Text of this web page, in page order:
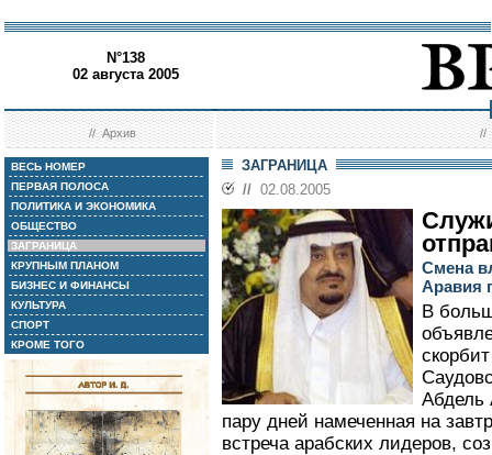
N°138
02 августа 2005
//Архив //
ВЕСЬ НОМЕР
ПЕРВАЯ ПОЛОСА
ПОЛИТИКА И ЭКОНОМИКА
ОБЩЕСТВО
ЗАГРАНИЦА
КРУПНЫМ ПЛАНОМ
БИЗНЕС И ФИНАНСЫ
КУЛЬТУРА
СПОРТ
КРОМЕ ТОГО
ЗАГРАНИЦА
// 02.08.2005
Смена
Аравия
В
Абдель
пару дней намеченная на
встреча арабских лидеров,